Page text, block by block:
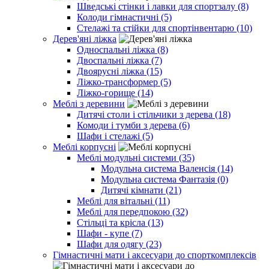
Шведські стінки і лавки для спортзалу (8)
Колоди гімнастичні (5)
Стелажі та стійки для спортінвентарю (10)
Дерев'яні ліжка
Односпальні ліжка (8)
Двоспальні ліжка (7)
Двоярусні ліжка (15)
Ліжко-трансформер (5)
Ліжко-горище (14)
Меблі з деревини
Дитячі столи і стільчики з дерева (18)
Комоди і тумби з дерева (6)
Шафи і стелажі (5)
Меблі корпусні
Меблі модульні системи (35)
Модульна система Валенсія (14)
Модульна система Фантазія (0)
Дитячі кімнати (21)
Меблі для вітальні (11)
Меблі для передпокою (32)
Стільці та крісла (13)
Шафи - купе (7)
Шафи для одягу (23)
Гімнастичні мати і аксесуари до спорткомплексів